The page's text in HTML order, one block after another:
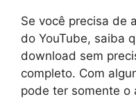
Se você precisa de
do YouTube, saiba
download sem
completo. Com
pode ter somente o